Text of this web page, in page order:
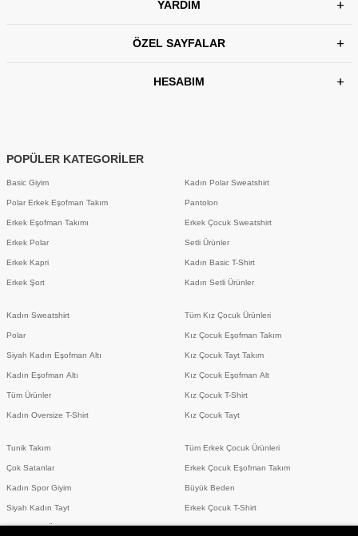
YARDIM
ÖZEL SAYFALAR
HESABIM
POPÜLER KATEGORİLER
Basic Giyim
Polar Erkek Eşofman Takım
Erkek Eşofman Takımı
Erkek Polar
Erkek Kapri
Erkek Şort
Kadın Sweatshirt
Polar
Siyah Kadın Eşofman Altı
Kadın Eşofman Altı
Tüm Ürünler
Kadın Oversize T-Shirt
Tunik Takım
Çok Satanlar
Kadın Spor Giyim
Siyah Kadın Tayt
Erkek Setli Ürünler
Kadın Polar Sweatshirt
Pantolon
Erkek Çocuk Sweatshirt
Setli Ürünler
Kadın Basic T-Shirt
Kadın Setli Ürünler
Tüm Kız Çocuk Ürünleri
Kız Çocuk Eşofman Takım
Kız Çocuk Tayt Takım
Kız Çocuk Eşofman Alt
Kız Çocuk T-Shirt
Kız Çocuk Tayt
Tüm Erkek Çocuk Ürünleri
Erkek Çocuk Eşofman Takım
Büyük Beden
Erkek Çocuk T-Shirt